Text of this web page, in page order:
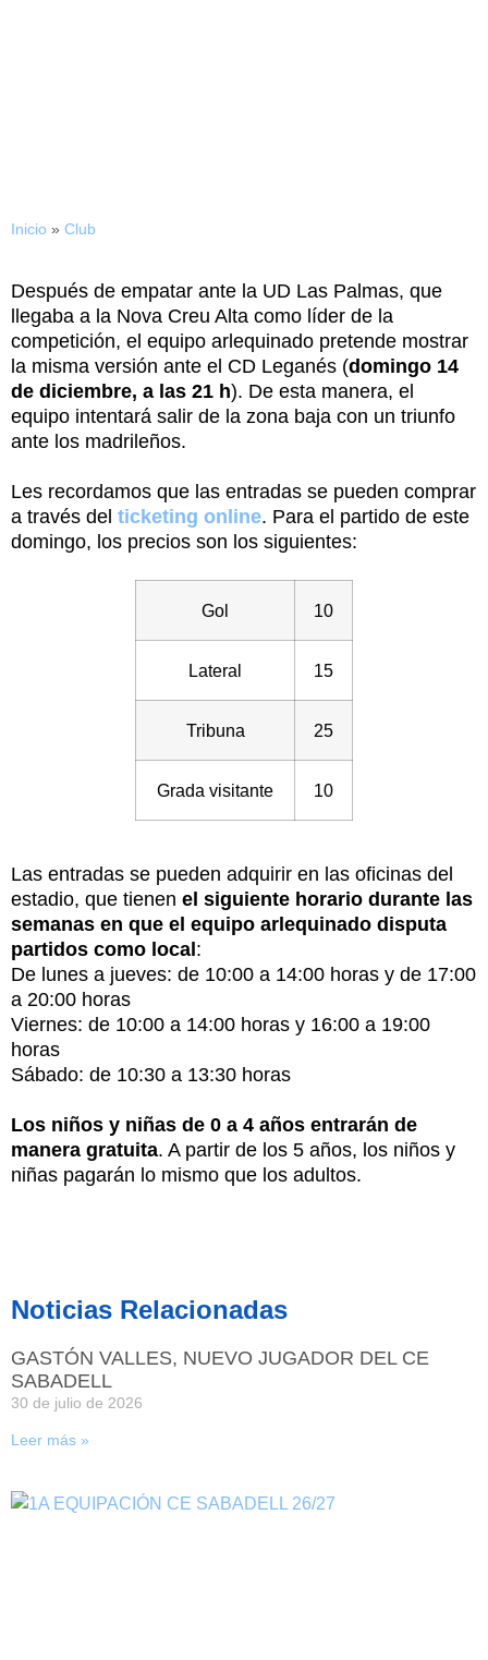
Inicio » Club
Después de empatar ante la UD Las Palmas, que
llegaba a la Nova Creu Alta como líder de la
competición, el equipo arlequinado pretende mostrar
la misma versión ante el CD Leganés (domingo 14
de diciembre, a las 21 h). De esta manera, el
equipo intentará salir de la zona baja con un triunfo
ante los madrileños.
Les recordamos que las entradas se pueden comprar
a través del ticketing online. Para el partido de este
domingo, los precios son los siguientes:
Gol 10
Lateral 15
Tribuna 25
Grada visitante 10
Las entradas se pueden adquirir en las oficinas del
estadio, que tienen el siguiente horario durante las
semanas en que el equipo arlequinado disputa
partidos como local :
De lunes a jueves: de 10:00 a 14:00 horas y de 17:00
a 20:00 horas
Viernes: de 10:00 a 14:00 horas y 16:00 a 19:00
horas
Sábado: de 10:30 a 13:30 horas
Los niños y niñas de 0 a 4 años entrarán de
manera gratuita. A partir de los 5 años, los niños y
niñas pagarán lo mismo que los adultos.
Noticias Relacionadas
GASTÓN VALLES, NUEVO JUGADOR DEL CE
SABADELL
30 de julio de 2026
Leer más »